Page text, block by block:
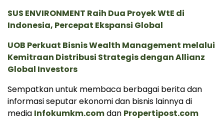
SUS ENVIRONMENT Raih Dua Proyek WtE di
Indonesia, Percepat Ekspansi Global
UOB Perkuat Bisnis Wealth Management melalui
Kemitraan Distribusi Strategis dengan Allianz
Global Investors
Sempatkan untuk membaca berbagai berita dan
informasi seputar ekonomi dan bisnis lainnya di
media Infokumkm.comdan Propertipost.com